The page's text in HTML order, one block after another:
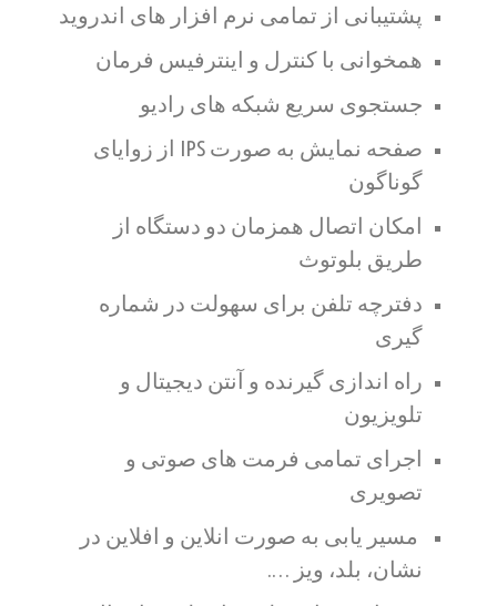
پشتیبانی از تمامی نرم افزار های اندروید
همخوانی با کنترل و اینترفیس فرمان
جستجوی سریع شبکه های رادیو
صفحه نمایش به صورت IPS از زوایای
گوناگون
امکان اتصال همزمان دو دستگاه از
طریق بلوتوث
دفترچه تلفن برای سهولت در شماره
گیری
راه اندازی گیرنده و آنتن دیجیتال و
تلویزیون
اجرای تمامی فرمت های صوتی و
تصویری
مسیر یابی به صورت انلاین و افلاین در
نشان، بلد، ویز ….